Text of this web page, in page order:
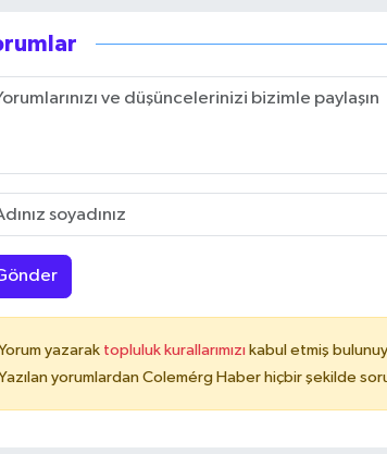
yazarak topluluk kurallarımızı kabul etmiş
yorumlardan Colemérg Haber hiçbir şekilde